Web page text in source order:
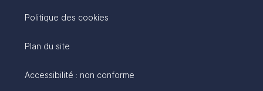
Politique des cookies
Plan du site
Accessibilité : non conforme